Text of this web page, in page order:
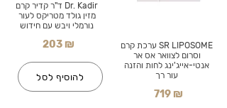
Dr. Kadir ד"ר קדיר קרם
מזין גולד מטריקס לעור
נורמלי ויבש עם חידוש
203 ₪
להוסיף לסל
SR LIPOSOME ערכת קרם
וסרום לצוואר אס אר
אנטי-אייג'ינג לחות והזנה
עור רך
719 ₪